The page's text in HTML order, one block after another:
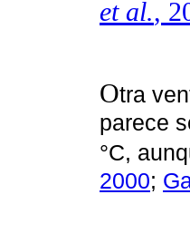
et al.,
Otra
parece
°C,
2000;